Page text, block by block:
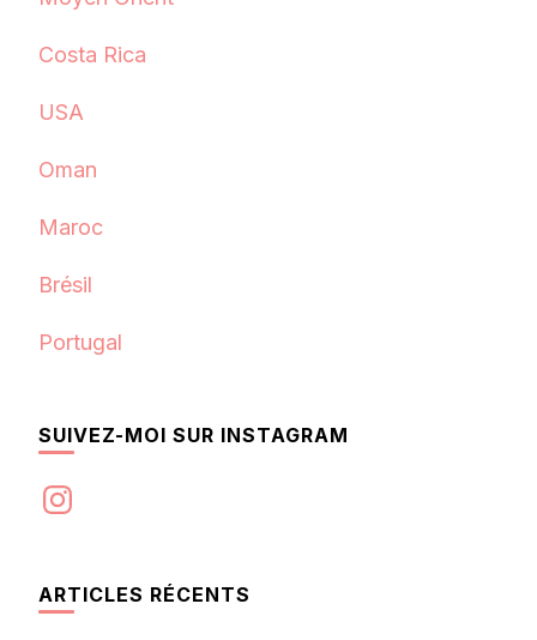
Costa Rica
USA
Oman
Maroc
Brésil
Portugal
SUIVEZ-MOI SUR INSTAGRAM
Instagram
ARTICLES RÉCENTS